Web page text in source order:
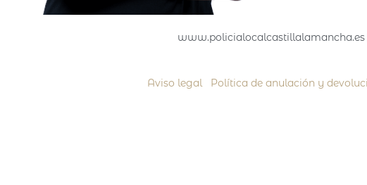
www.policialocalcastillalamancha.es
Aviso legal| Política de anulación y